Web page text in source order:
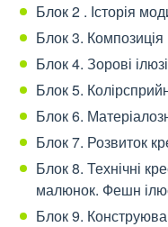
Блок 2 . Історія
Блок 3.
Блок 4. Зорові
Блок 5.
Блок 6.
Блок 7. Розвиток
Блок 8. Технічні
малюнок. Фешн
Блок 9.